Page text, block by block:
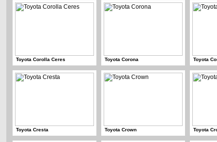
Toyota Corolla Ceres Toyota Corona Toyota
Toyota Cresta Toyota Crown Toyota